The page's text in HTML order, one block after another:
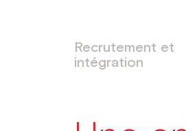
Recrutement et
intégration